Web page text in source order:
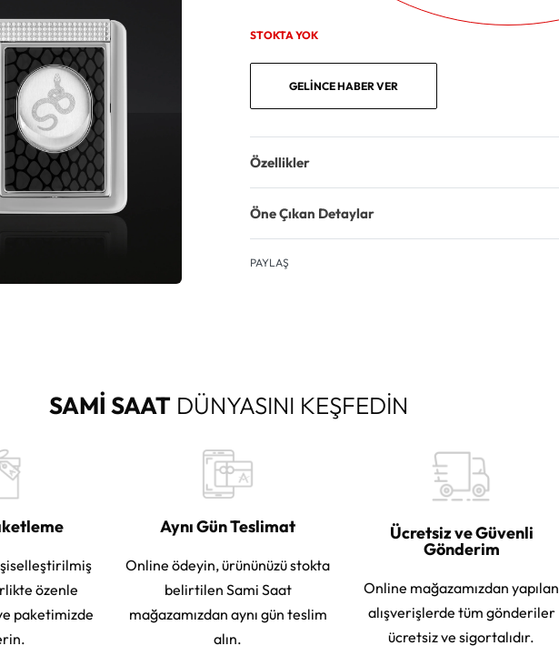
STOKTA YOK
GELINCE HABER VER
Özellikler
Öne Çıkan Detaylar
PAYLAŞ
SAMİ SAATDÜNYASINI KEŞFEDİN
özenle
paketimizde
Aynı Gün Teslimat
Online ödeyin, ürününüzü stokta
belirtilen Sami Saat
mağazamızdan aynı gün teslim
alın.
Ücretsiz ve Güvenli
Gönderim
Online mağazamızdan yapılan
alışverişlerde tüm gönderiler
ücretsiz ve sigortalıdır.